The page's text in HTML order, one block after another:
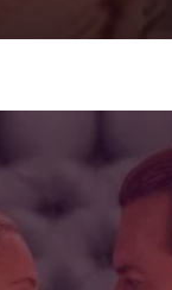
manipularea
personaje
acțiunea cu
și a intrigii. 🚨
lui
Mortdecai 2015
și situațiile
de peripeții și